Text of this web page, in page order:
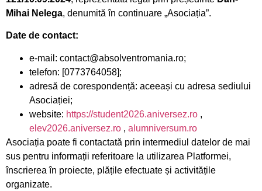
Mihai Nelega, denumită în continuare „Asociația”.
Date de contact:
e-mail: contact@absolventromania.ro;
telefon: [0773764058];
adresă de corespondență: aceeași cu adresa sediului
Asociației;
website: https://student2026.aniversez.ro ,
elev2026.aniversez.ro , alumniversum.ro
Asociația poate fi contactată prin intermediul datelor de mai
sus pentru informații referitoare la utilizarea Platformei,
înscrierea în proiecte, plățile efectuate și activitățile
organizate.